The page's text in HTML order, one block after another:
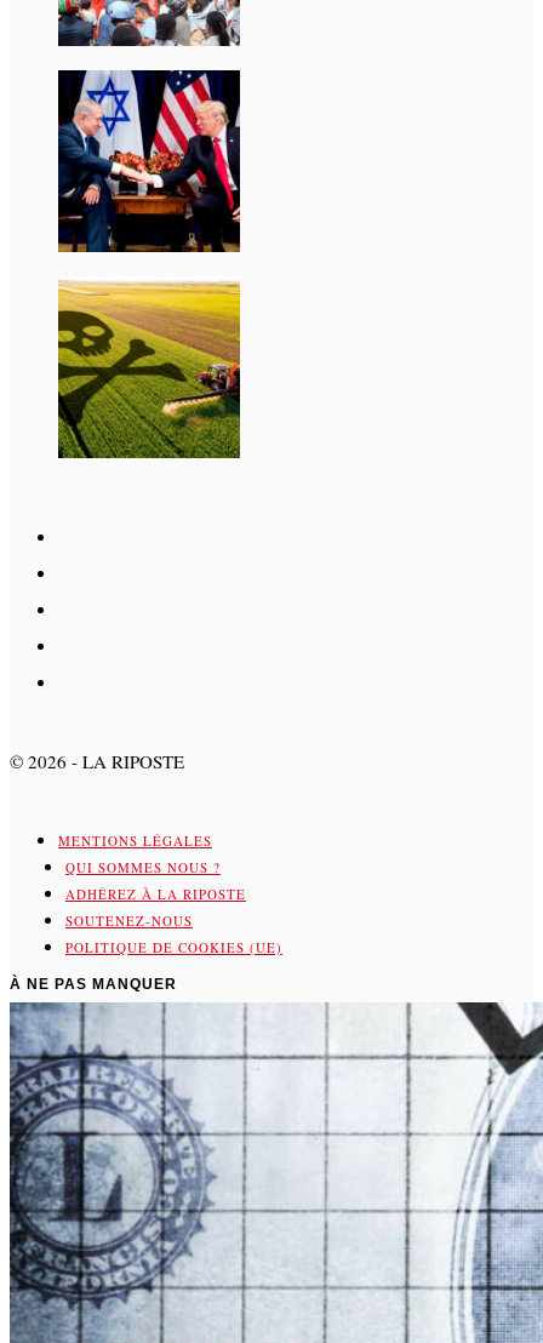
© 2026 - LA RIPOSTE
MENTIONS LÉGALES
QUI SOMMES NOUS ?
ADHÉREZ À LA RIPOSTE
SOUTENEZ-NOUS
POLITIQUE DE COOKIES (UE)
À NE PAS MANQUER